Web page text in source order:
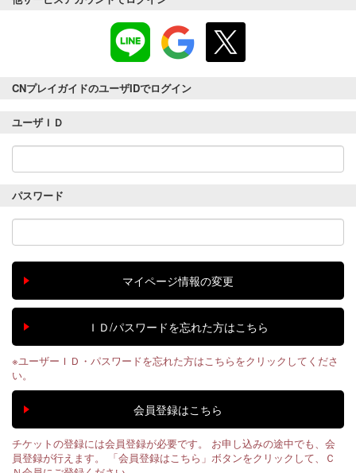
CNプレイガイドのユーザIDでログイン
ユーザＩＤ
パスワード
※ユーザーＩＤ・パスワードを忘れた方はこちらをクリックしてくださ
い。
チケットの登録には会員登録が必要です。 お申し込みの途中でも、会
員登録が行えます。 「会員登録はこちら」ボタンをクリックして、Ｃ